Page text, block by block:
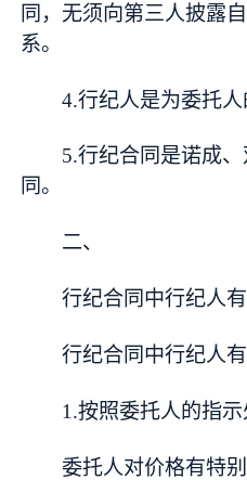
同，无须向第三人披露
系。
4.行纪人是为委托人
5.行纪合同是诺成
同。
二、
行纪合同中行纪人
行纪合同中行纪人有
1.按照委托人的指示
委托人对价格有特